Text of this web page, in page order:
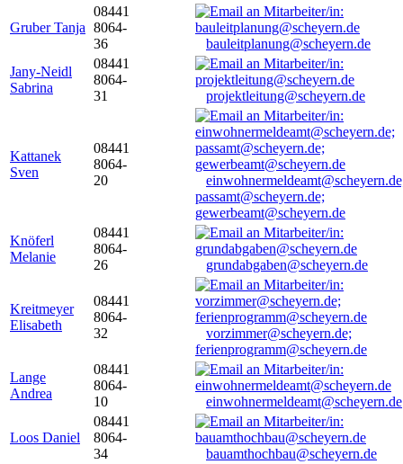
Gruber Tanja
08441
8064-
36
bauleitplanung@scheyern.de
Jany-Neidl
Sabrina
08441
8064-
31
projektleitung@scheyern.de
Kattanek
Sven
08441
8064-
20
passamt@scheyern.de;
gewerbeamt@scheyern.de
Knöferl
Melanie
08441
8064-
26
grundabgaben@scheyern.de
Kreitmeyer
Elisabeth
08441
8064-
32
vorzimmer@scheyern.de;
ferienprogramm@scheyern.de
Lange
Andrea
08441
8064-
10
einwohnermeldeamt@scheyern.de
Loos Daniel
08441
8064-
34
bauamthochbau@scheyern.de